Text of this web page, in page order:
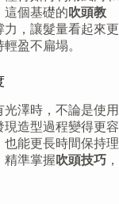
這個基礎的吹頭教
力，讓髮量看起來更
盈不扁塌。
澤時，不論是使用
造型過程變得更容
能更長時間保持理
精準掌握吹頭技巧 ，